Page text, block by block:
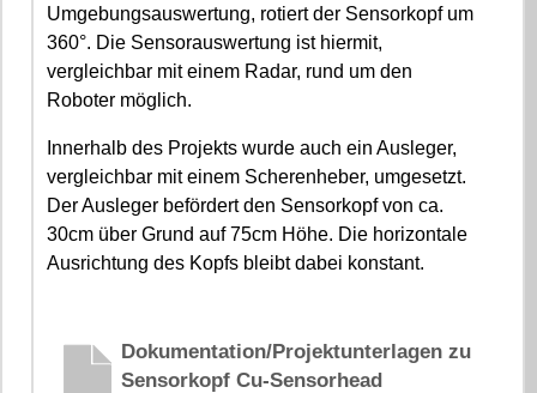
Umgebungsauswertung, rotiert der Sensorkopf um
360°. Die Sensorauswertung ist hiermit,
vergleichbar mit einem Radar, rund um den
Roboter möglich.
Innerhalb des Projekts wurde auch ein Ausleger,
vergleichbar mit einem Scherenheber, umgesetzt.
Der Ausleger befördert den Sensorkopf von ca.
30cm über Grund auf 75cm Höhe. Die horizontale
Ausrichtung des Kopfs bleibt dabei konstant.
Dokumentation/Projektunterlagen zu
Sensorkopf Cu-Sensorhead